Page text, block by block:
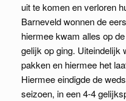
uit te komen en verloren
Barneveld wonnen de
hiermee kwam alles op
gelijk op ging. Uiteindelijk
pakken en hiermee het
Hiermee eindigde de
seizoen, in een 4-4